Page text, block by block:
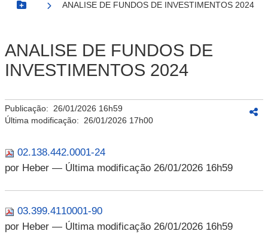
Botão Menu
ANALISE DE FUNDOS DE INVESTIMENTOS 2024
ANALISE DE FUNDOS DE
INVESTIMENTOS 2024
Publicação: 26/01/2026 16h59
Última modificação: 26/01/2026 17h00
02.138.442.0001-24
por Heber — Última modificação 26/01/2026 16h59
03.399.4110001-90
por Heber — Última modificação 26/01/2026 16h59